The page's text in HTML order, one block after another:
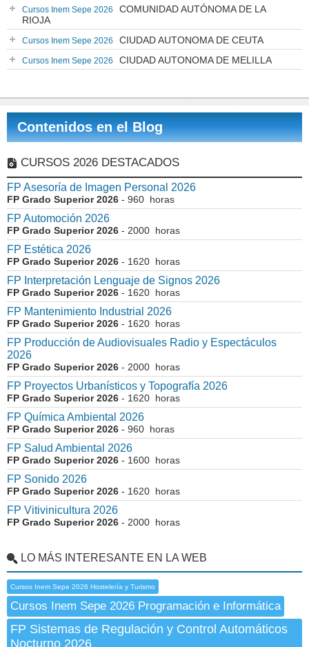
Cursos Inem Sepe 2026
COMUNIDAD AUTÓNOMA DE LA
RIOJA
Cursos Inem Sepe 2026 CIUDAD AUTONOMA DE CEUTA
Cursos Inem Sepe 2026 CIUDAD AUTONOMA DE MELILLA
Contenidos en el Blog
CURSOS 2026 DESTACADOS
FP Asesoría de Imagen Personal 2026
FP Grado Superior 2026 - 960 horas
FP Automoción 2026
FP Grado Superior 2026 - 2000 horas
FP Estética 2026
FP Grado Superior 2026 - 1620 horas
FP Interpretación Lenguaje de Signos 2026
FP Grado Superior 2026 - 1620 horas
FP Mantenimiento Industrial 2026
FP Grado Superior 2026 - 1620 horas
FP Producción de Audiovisuales Radio y Espectáculos
2026
FP Grado Superior 2026 - 2000 horas
FP Proyectos Urbanísticos y Topografía 2026
FP Grado Superior 2026 - 1620 horas
FP Química Ambiental 2026
FP Grado Superior 2026 - 960 horas
FP Salud Ambiental 2026
FP Grado Superior 2026 - 1600 horas
FP Sonido 2026
FP Grado Superior 2026 - 1620 horas
FP Vitivinicultura 2026
FP Grado Superior 2026 - 2000 horas
LO MÁS INTERESANTE EN LA WEB
Cursos Inem Sepe 2026 Hostelería y Turismo
Cursos Inem Sepe 2026 Programación e Informática
FP Sistemas de Regulación y Control Automáticos
Nocturno 2026